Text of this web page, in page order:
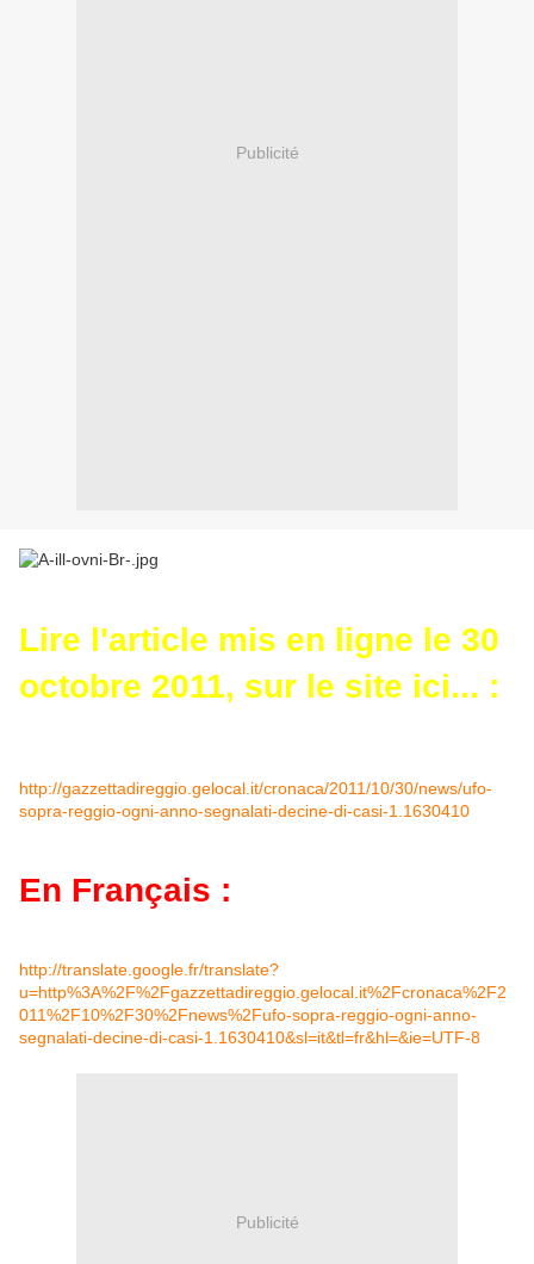
Publicité
Lire l'article mis en ligne le 30
octobre 2011, sur le site ici... :
http://gazzettadireggio.gelocal.it/cronaca/2011/10/30/news/ufo-
sopra-reggio-ogni-anno-segnalati-decine-di-casi-1.1630410
En Français :
http://translate.google.fr/translate?
u=http%3A%2F%2Fgazzettadireggio.gelocal.it%2Fcronaca%2F2
011%2F10%2F30%2Fnews%2Fufo-sopra-reggio-ogni-anno-
segnalati-decine-di-casi-1.1630410&sl=it&tl=fr&hl=&ie=UTF-8
Publicité